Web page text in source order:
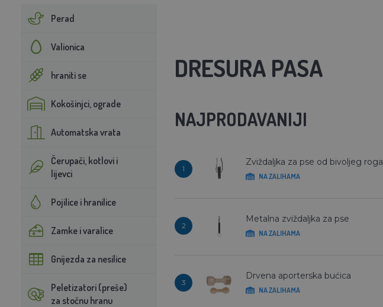
Perad
Valionica
hraniti se
Kokošinjci, ograde
Automatska vrata
Čerupači, kotlovi i
lijevci
Pojilice i hranilice
Zamke i varalice
Gnijezda za nesilice
Peletizatori (preše)
za stočnu hranu
DRESURA PASA
NAJPRODAVANIJI
1
Zviždaljka za pse od bivoljeg roga
NA ZALIHAMA
2
Metalna zviždaljka za pse
NA ZALIHAMA
3
Drvena aporterska bućica
NA ZALIHAMA